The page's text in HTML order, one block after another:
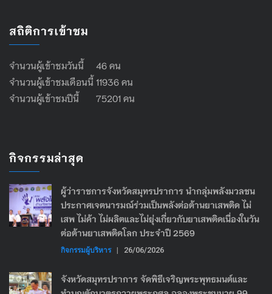
สถิติการเข้าชม
จำนวนผู้เข้าชมวันนี้ 46 คน
จำนวนผู้เข้าชมเดือนนี้ 11936 คน
จำนวนผู้เข้าชมปีนี้ 75201 คน
กิจกรรมล่าสุด
ผู้ว่าราชการจังหวัดสมุทรปราการ นำกลุ่มพลังมวลชน
ประกาศเจตนารมณ์ร่วมเป็นพลังต่อต้านยาเสพติด ไม่
เสพ ไม่ค้า ไม่ผลิตและไม่ยุ่งเกี่ยวกับยาเสพติดเนื่องในวัน
ต่อต้านยาเสพติดโลก ประจำปี 2569
กิจกรรมผู้บริหาร | 26/06/2026
จังหวัดสมุทรปราการ จัดพิธีเจริญพระพุทธมนต์และ